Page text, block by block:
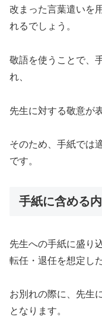
改まった言葉遣いを
れるでしょう。
敬語を使うことで、
れ、
先生に対する敬意が
そのため、手紙では
です。
手紙に含める
先生への手紙に盛り
転任・退任を想定し
お別れの際に、先生
となります。